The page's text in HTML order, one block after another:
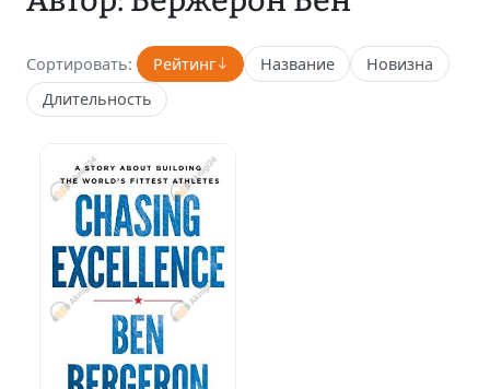
Сортировать: Рейтинг Название
Новизна
Длительность